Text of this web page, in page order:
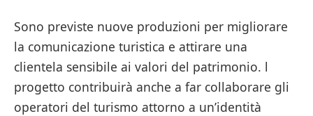
Sono previste nuove produzioni per migliorare
la comunicazione turistica e attirare una
clientela sensibile ai valori del patrimonio. l
progetto contribuirà anche a far collaborare gli
operatori del turismo attorno a un’identità